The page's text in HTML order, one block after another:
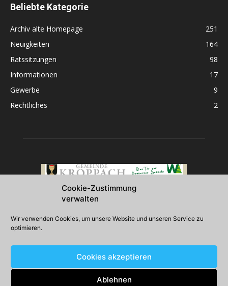
Cookie-Zustimmung
verwalten
Wir verwenden Cookies, um unsere Website und unseren Service zu
optimieren.
Cookies akzeptieren
Ablehnen
Beliebte Kategorie
Archiv alte Homepage
251
Neuigkeiten
164
Ratssitzungen
98
Informationen
17
Gewerbe
9
Rechtliches
2
Folgen Sie uns